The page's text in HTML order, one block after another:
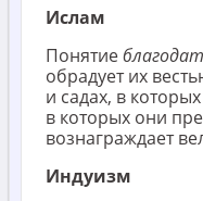
Ислам
Понятие
обрадует их
и садах, в
в которых они
вознаграждает
Индуизм